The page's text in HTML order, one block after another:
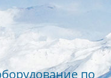
по